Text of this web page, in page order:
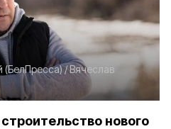
(БелПресса)/ Вячеслав
нового